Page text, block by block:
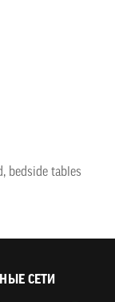
, bedside tables
СЕТИ